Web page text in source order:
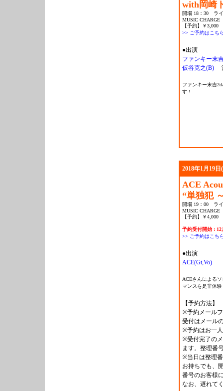
with岡崎
開場 18：30 ラ
MUSIC CHARGE
【予約】￥
>> ご予約はこち
●出演
ファンキー末
仮谷克之(B)
ファンキー末吉
す！
2018年1月19日
ACE
“単独犯
開場 19：00 ラ
MUSIC CHARGE
【予約】￥
予約受付開始 : 12
>> ご予約はこち
●出演
ACE(Gt,Vo)
ACEさんによる
マンスを是非体
【予約方法】
※予約メール
受付はメール
※予約はお一
※受付完了の
ます。整理番
※当日は整理
お持ちでも、
番号のお客様
なお、遅れて